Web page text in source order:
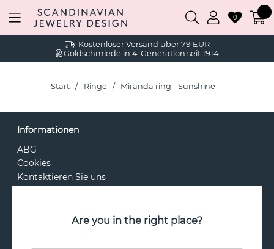
Kostenloser Versand über 79 EUR
Goldschmiede in 4. Generation seit 1914
0
Start Ringe Miranda ring - Sunshine
Are you in the right place?
Informationen
ABG
Cookies
Kontaktieren Sie uns
Rückgaberecht